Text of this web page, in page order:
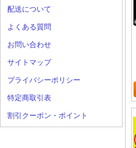
配送について
よくある質問
お問い合わせ
サイトマップ
プライバシーポリシー
特定商取引表
割引クーポン・ポイント